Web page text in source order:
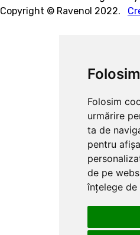
Folosim
urmărire
ta de
pentru
de pe
înțelege
Copyright © Ravenol 2022.